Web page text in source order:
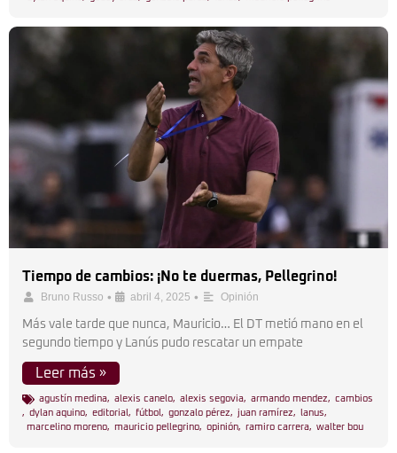
Tiempo de cambios: ¡No te duermas, Pellegrino!
Bruno Russo • abril 4, 2025 • Opinión
Más vale tarde que nunca, Mauricio… El DT metió mano en el
segundo tiempo y Lanús pudo rescatar un empate
Leer más »
agustín medina, alexis canelo, alexis segovia, armando mendez, cambios
, dylan aquino, editorial , fútbol , gonzalo pérez, juan ramírez, lanus,
marcelino moreno, mauricio pellegrino, opinión, ramiro carrera, walter bou